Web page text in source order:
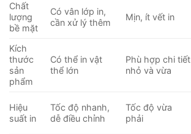
Chất
lượng
bề mặt
Có vân lớp in,
cần xử lý thêm
Mịn, ít vết in
Kích
thước
sản
phẩm
Có thể in vật
thể lớn
Phù hợp chi tiết
nhỏ và vừa
Hiệu
suất in
Tốc độ nhanh,
dễ điều chỉnh
Tốc độ vừa
phải